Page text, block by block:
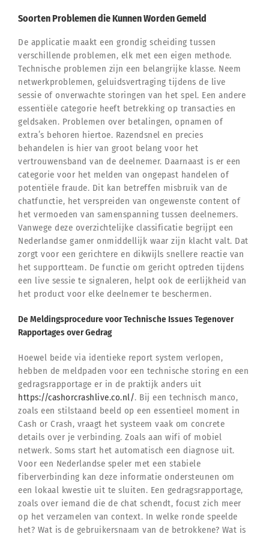
Soorten Problemen die Kunnen Worden Gemeld
De applicatie maakt een grondig scheiding tussen
verschillende problemen, elk met een eigen methode.
Technische problemen zijn een belangrijke klasse. Neem
netwerkproblemen, geluidsvertraging tijdens de live
sessie of onverwachte storingen van het spel. Een andere
essentiële categorie heeft betrekking op transacties en
geldsaken. Problemen over betalingen, opnamen of
extra’s behoren hiertoe. Razendsnel en precies
behandelen is hier van groot belang voor het
vertrouwensband van de deelnemer. Daarnaast is er een
categorie voor het melden van ongepast handelen of
potentiële fraude. Dit kan betreffen misbruik van de
chatfunctie, het verspreiden van ongewenste content of
het vermoeden van samenspanning tussen deelnemers.
Vanwege deze overzichtelijke classificatie begrijpt een
Nederlandse gamer onmiddellijk waar zijn klacht valt. Dat
zorgt voor een gerichtere en dikwijls snellere reactie van
het supportteam. De functie om gericht optreden tijdens
een live sessie te signaleren, helpt ook de eerlijkheid van
het product voor elke deelnemer te beschermen.
De Meldingsprocedure voor Technische Issues Tegenover
Rapportages over Gedrag
Hoewel beide via identieke report system verlopen,
hebben de meldpaden voor een technische storing en een
gedragsrapportage er in de praktijk anders uit
https://cashorcrashlive.co.nl/. Bij een technisch manco,
zoals een stilstaand beeld op een essentieel moment in
Cash or Crash, vraagt het systeem vaak om concrete
details over je verbinding. Zoals aan wifi of mobiel
netwerk. Soms start het automatisch een diagnose uit.
Voor een Nederlandse speler met een stabiele
fiberverbinding kan deze informatie ondersteunen om
een lokaal kwestie uit te sluiten. Een gedragsrapportage,
zoals over iemand die de chat schendt, focust zich meer
op het verzamelen van context. In welke ronde speelde
het? Wat is de gebruikersnaam van de betrokkene? Wat is